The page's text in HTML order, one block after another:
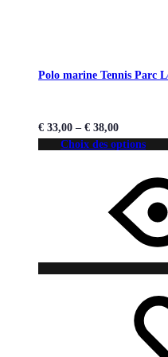
Polo marine Tennis Parc
€ 33,00 – € 38,00
Choix des options